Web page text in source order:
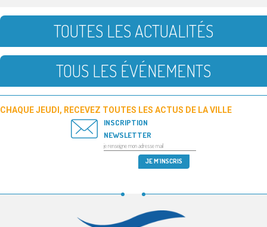
TOUTES LES ACTUALITÉS
TOUS LES ÉVÉNEMENTS
CHAQUE JEUDI, RECEVEZ TOUTES LES ACTUS DE LA VILLE
INSCRIPTION
NEWSLETTER